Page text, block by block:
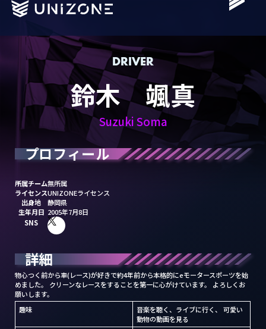
Schedule
Standings
Team
Driver
Vision
News
About us
Partner Sales
DRIVER
鈴木 颯真
Suzuki Soma
プロフィール
所属チーム無所属
ライセンスUNIZONEライセンス
出身地
静岡県
生年月日 2005年7月8日
SNS
詳細
物心つく前から車(レース)が好きで約4年前から本格的にeモータースポーツを始
めました。 クリーンなレースをすることを第一に心がけています。 よろしくお
願いします。
趣味
音楽を聴く、ライブに行く、 可愛い
動物の動画を見る